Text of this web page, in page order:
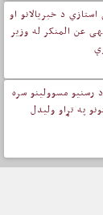
د خبریالانو او
عن المنکر له وزیر
کې د رسنيو مسوولينو سره
په تړاو ولیدل